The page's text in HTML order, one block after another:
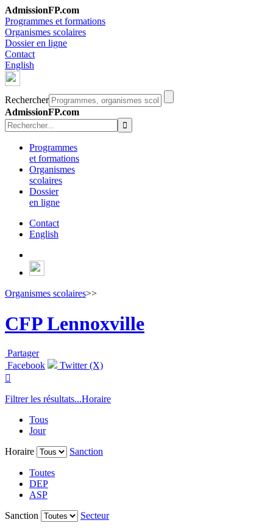
AdmissionFP.com
Programmes et formations
Organismes scolaires
Dossier en ligne
Contact
English
Rechercher
AdmissionFP.com
Programmes
et formations
Organismes
scolaires
Dossier
en ligne
Contact
English
Organismes scolaires>>
CFP Lennoxville
Partager
Facebook
Twitter (X)

Filtrer les résultats...Horaire
Tous
Jour
Horaire
Sanction
Toutes
DEP
ASP
Sanction
Secteur